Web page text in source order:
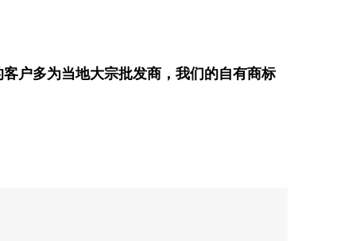
户多为当地大宗批发商，我们的自有商标